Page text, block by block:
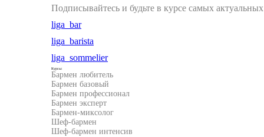
Подписывайтесь и будьте в курсе самых
liga_bar
liga_barista
liga_sommelier
Курсы:
Бармен любитель
Бармен базовый
Бармен профессионал
Бармен эксперт
Бармен-миксолог
Шеф-бармен
Шеф-бармен интенсив